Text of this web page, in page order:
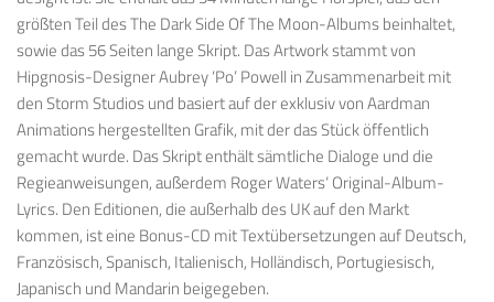
größten Teil des The Dark Side Of The Moon-Albums beinhaltet,
sowie das 56 Seiten lange Skript. Das Artwork stammt von
Hipgnosis-Designer Aubrey ‘Po’ Powell in Zusammenarbeit mit
den Storm Studios und basiert auf der exklusiv von Aardman
Animations hergestellten Grafik, mit der das Stück öffentlich
gemacht wurde. Das Skript enthält sämtliche Dialoge und die
Regieanweisungen, außerdem Roger Waters‘ Original-Album-
Lyrics. Den Editionen, die außerhalb des UK auf den Markt
kommen, ist eine Bonus-CD mit Textübersetzungen auf Deutsch,
Französisch, Spanisch, Italienisch, Holländisch, Portugiesisch,
Japanisch und Mandarin beigegeben.